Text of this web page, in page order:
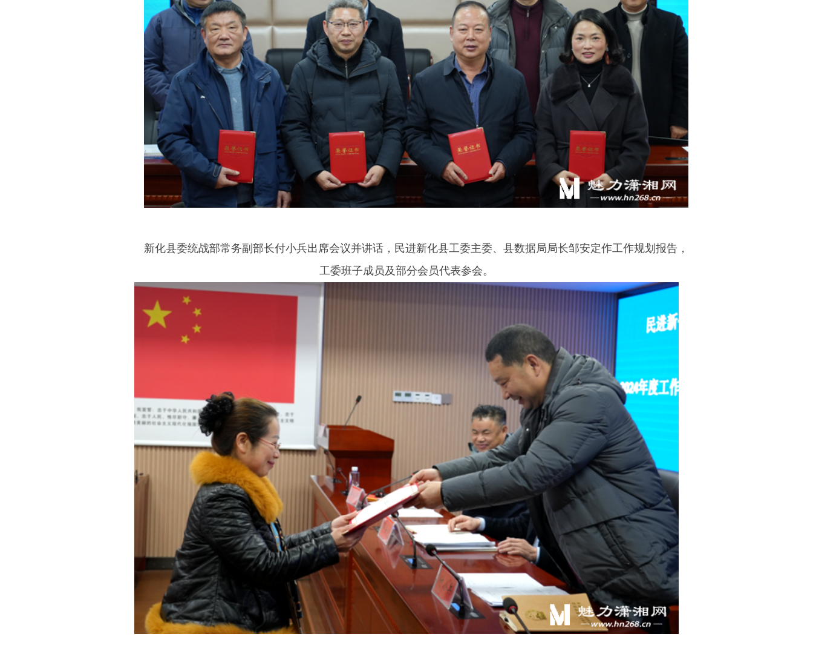
新化县委统战部常务副部长付小兵出席会议并讲话，民进新化县工委主委、县数据局局长邹安定作工作规划报告，
工委班子成员及部分会员代表参会。